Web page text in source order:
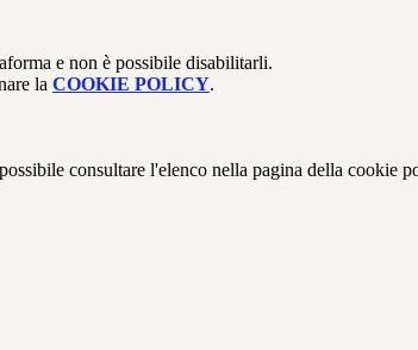
e non è possibile disabilitarli.
la COOKIE POLICY.
consultare l'elenco nella pagina della cookie